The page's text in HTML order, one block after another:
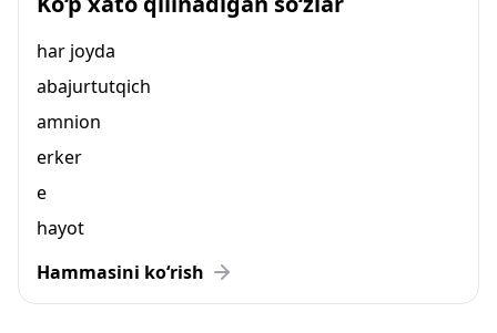
har joyda
abajurtutqich
amnion
erker
e
hayot
Hammasini ko‘rish